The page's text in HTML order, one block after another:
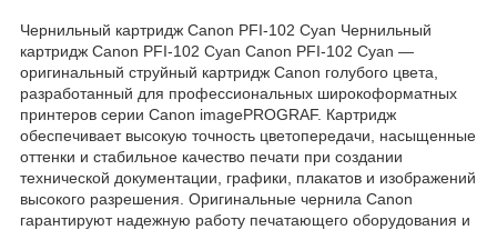
Чернильный картридж Canon PFI-102 Cyan Чернильный
картридж Canon PFI-102 Cyan Canon PFI-102 Cyan —
оригинальный струйный картридж Canon голубого цвета,
разработанный для профессиональных широкоформатных
принтеров серии Canon imagePROGRAF. Картридж
обеспечивает высокую точность цветопередачи, насыщенные
оттенки и стабильное качество печати при создании
технической документации, графики, плакатов и изображений
высокого разрешения. Оригинальные чернила Canon
гарантируют надежную работу печатающего оборудования и